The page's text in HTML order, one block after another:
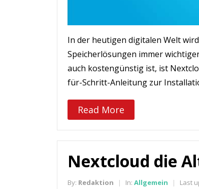
In der heutigen digitalen Welt
Speicherlösungen immer
auch kostengünstig ist, ist
für-Schritt-Anleitung zur
Read More
Nextcloud die
By: Redaktion | In: Allgemein | Last